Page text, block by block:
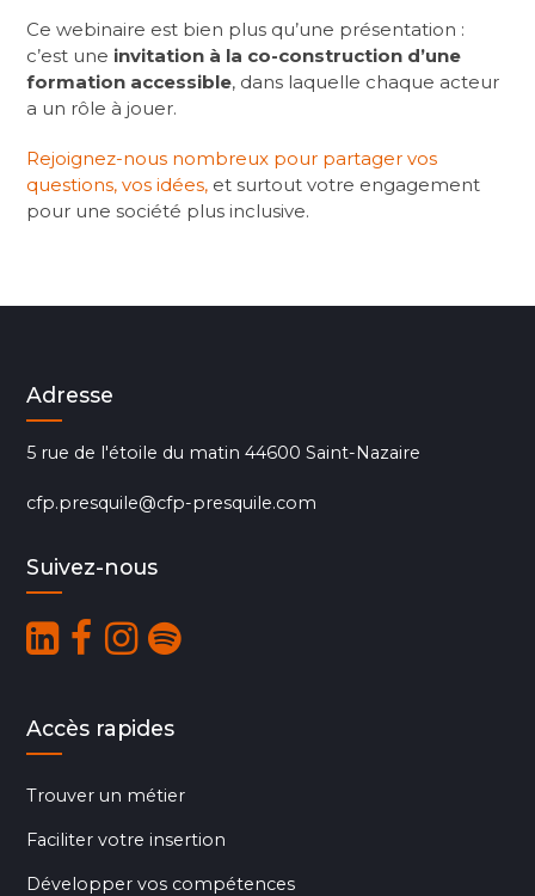
Ce webinaire est bien plus qu’une présentation :
c’est une invitation à la co-construction d’une
formation accessible, dans laquelle chaque acteur
a un rôle à jouer.
Rejoignez-nous nombreux pour partager vos
questions, vos idées, et surtout votre engagement
pour une société plus inclusive.
Adresse
5 rue de l'étoile du matin 44600 Saint-Nazaire
cfp.presquile@cfp-presquile.com
Suivez-nous
Accès rapides
Trouver un métier
Faciliter votre insertion
Développer vos compétences